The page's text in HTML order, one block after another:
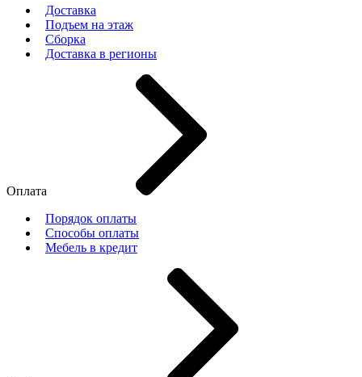
Доставка
Подъем на этаж
Сборка
Доставка в регионы
Оплата
Порядок оплаты
Способы оплаты
Мебель в кредит